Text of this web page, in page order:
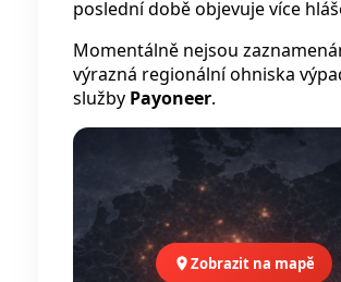
poslední době objevuje více
Momentálně nejsou
výrazná regionální ohniska
služby Payoneer.
Zobrazit na mapě